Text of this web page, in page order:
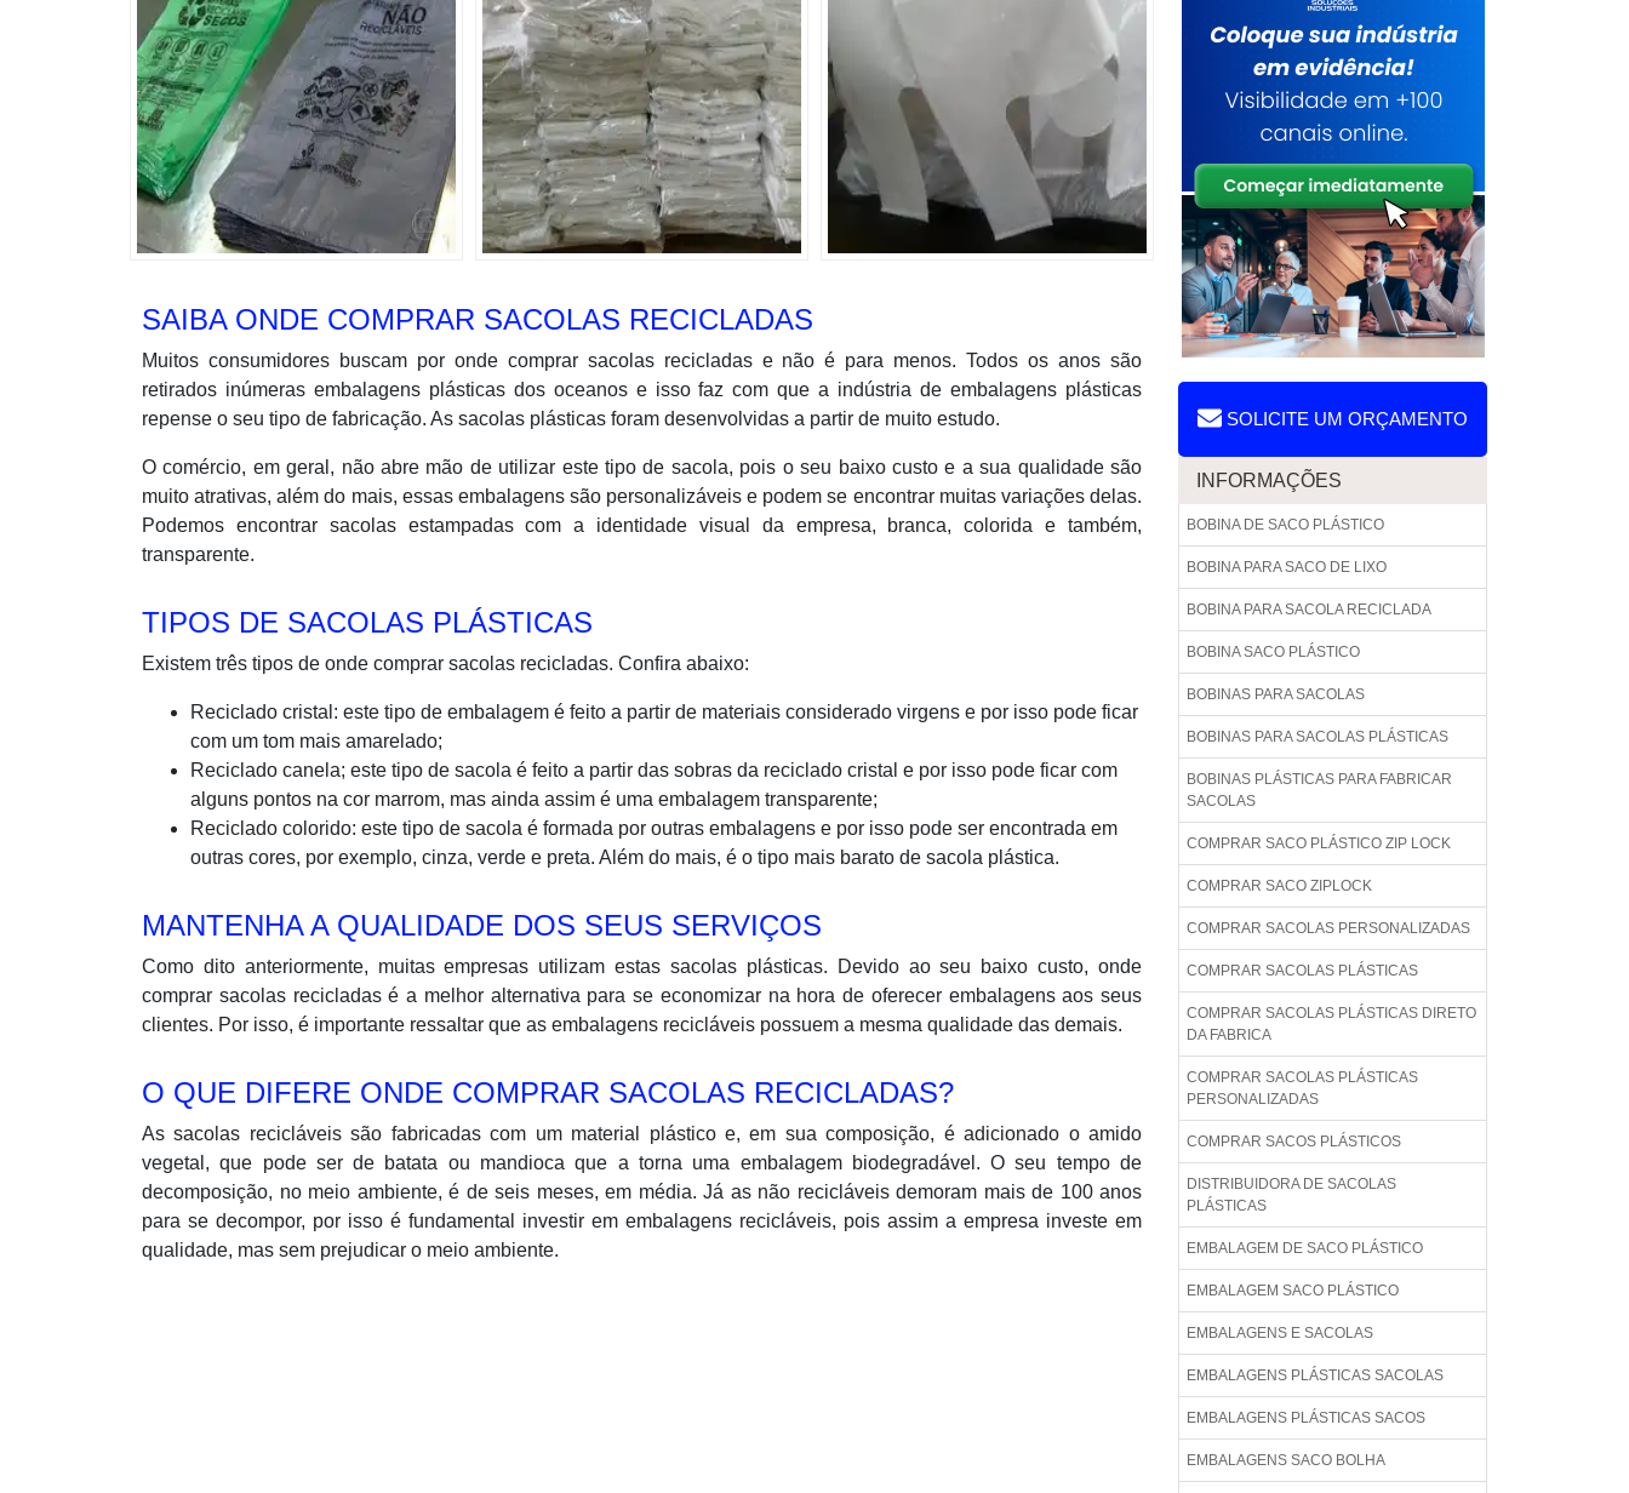
SAIBA ONDE COMPRAR SACOLAS RECICLADAS
Muitos consumidores buscam por onde comprar sacolas recicladas e não é para menos. Todos os anos são
retirados inúmeras embalagens plásticas dos oceanos e isso faz com que a indústria de embalagens plásticas
repense o seu tipo de fabricação. As sacolas plásticas foram desenvolvidas a partir de muito estudo.
O comércio, em geral, não abre mão de utilizar este tipo de sacola, pois o seu baixo custo e a sua qualidade são
muito atrativas, além do mais, essas embalagens são personalizáveis e podem se encontrar muitas variações delas.
Podemos encontrar sacolas estampadas com a identidade visual da empresa, branca, colorida e também,
transparente.
TIPOS DE SACOLAS PLÁSTICAS
Existem três tipos de onde comprar sacolas recicladas. Confira abaixo:
Reciclado cristal: este tipo de embalagem é feito a partir de materiais considerado virgens e por isso pode ficar
com um tom mais amarelado;
Reciclado canela; este tipo de sacola é feito a partir das sobras da reciclado cristal e por isso pode ficar com
alguns pontos na cor marrom, mas ainda assim é uma embalagem transparente;
Reciclado colorido: este tipo de sacola é formada por outras embalagens e por isso pode ser encontrada em
outras cores, por exemplo, cinza, verde e preta. Além do mais, é o tipo mais barato de sacola plástica.
MANTENHA A QUALIDADE DOS SEUS SERVIÇOS
Como dito anteriormente, muitas empresas utilizam estas sacolas plásticas. Devido ao seu baixo custo, onde
comprar sacolas recicladas é a melhor alternativa para se economizar na hora de oferecer embalagens aos seus
clientes. Por isso, é importante ressaltar que as embalagens recicláveis possuem a mesma qualidade das demais.
O QUE DIFERE ONDE COMPRAR SACOLAS RECICLADAS?
As sacolas recicláveis são fabricadas com um material plástico e, em sua composição, é adicionado o amido
vegetal, que pode ser de batata ou mandioca que a torna uma embalagem biodegradável. O seu tempo de
decomposição, no meio ambiente, é de seis meses, em média. Já as não recicláveis demoram mais de 100 anos
para se decompor, por isso é fundamental investir em embalagens recicláveis, pois assim a empresa investe em
qualidade, mas sem prejudicar o meio ambiente.
SOLICITE UM ORÇAMENTO
INFORMAÇÕES
BOBINA DE SACO PLÁSTICO
BOBINA PARA SACO DE LIXO
BOBINA PARA SACOLA RECICLADA
BOBINA SACO PLÁSTICO
BOBINAS PARA SACOLAS
BOBINAS PARA SACOLAS PLÁSTICAS
BOBINAS PLÁSTICAS PARA FABRICAR
SACOLAS
COMPRAR SACO PLÁSTICO ZIP LOCK
COMPRAR SACO ZIPLOCK
COMPRAR SACOLAS PERSONALIZADAS
COMPRAR SACOLAS PLÁSTICAS
COMPRAR SACOLAS PLÁSTICAS DIRETO
DA FABRICA
COMPRAR SACOLAS PLÁSTICAS
PERSONALIZADAS
COMPRAR SACOS PLÁSTICOS
DISTRIBUIDORA DE SACOLAS
PLÁSTICAS
EMBALAGEM DE SACO PLÁSTICO
EMBALAGEM SACO PLÁSTICO
EMBALAGENS E SACOLAS
EMBALAGENS PLÁSTICAS SACOLAS
EMBALAGENS PLÁSTICAS SACOS
EMBALAGENS SACO BOLHA